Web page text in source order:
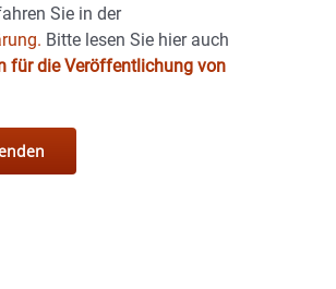
Sie in der
Bitte lesen Sie hier auch
für die Veröffentlichung von